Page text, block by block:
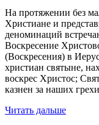
На протяжении без
Христиане и
деноминаций
Воскресение
(Воскресения) в
христиан святыне,
воскрес Христос;
казнен за наших
Читать дальше